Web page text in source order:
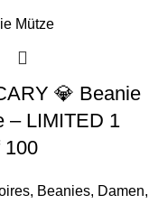
💎 Beanie
– LIMITED 1
100
, Beanies, Damen,